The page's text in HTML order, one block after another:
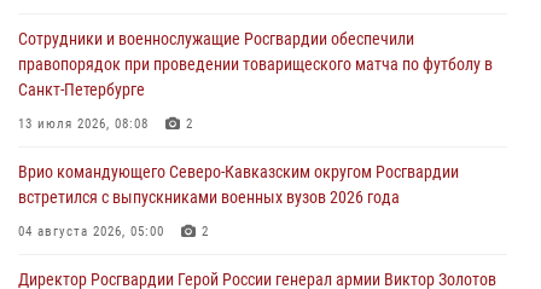
задержаны в Дагестане при силовой поддержке Росгвардии
06 августа 2026, 09:00
В Югре при силовой поддержке ОМОН Росгвардии задержаны
06 августа 2026, 08:56 2
Офицер СОБР Росгвардии выступил на окружном юнармейском
Сотрудники и военнослужащие Росгвардии обеспечили
правопорядок при проведении товарищеского матча по футболу в
Санкт-Петербурге
13 июля 2026, 08:08 2
Врио командующего Северо-Кавказским округом Росгвардии
встретился с выпускниками военных вузов 2026 года
04 августа 2026, 05:00 2
Директор Росгвардии Герой России генерал армии Виктор Золотов